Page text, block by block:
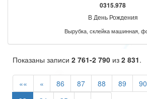
0315.978
В День Рождения
Вырубка, склейка машинная,
Показаны записи 2 761-2 790 из 2 831.
«« « 86 87 88 89 90